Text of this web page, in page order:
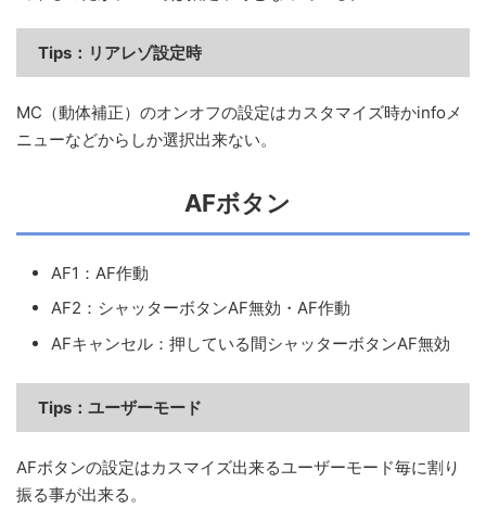
Tips：リアレゾ設定時
MC（動体補正）のオンオフの設定はカスタマイズ時かinfoメ
ニューなどからしか選択出来ない。
AFボタン
AF1：AF作動
AF2：シャッターボタンAF無効・AF作動
AFキャンセル：押している間シャッターボタンAF無効
Tips： ユーザーモード
AFボタンの設定はカスマイズ出来るユーザーモード毎に割り
振る事が出来る。